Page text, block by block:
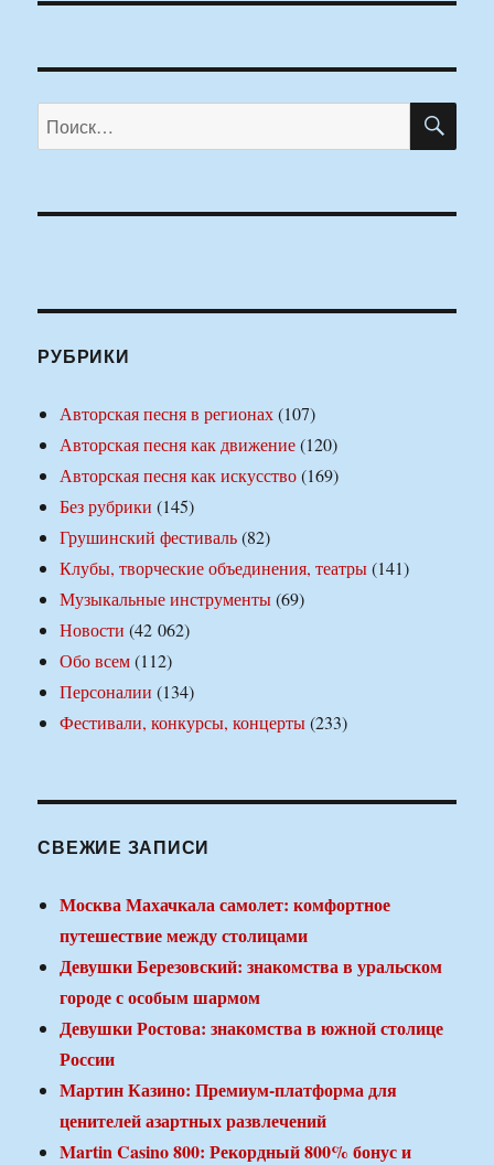
Искать:
РУБРИКИ
Авторская песня в регионах(107)
Авторская песня как движение(120)
Авторская песня как искусство(169)
Без рубрики (145)
Грушинский фестиваль(82)
Клубы, творческие объединения, театры(141)
Музыкальные инструменты(69)
Новости (42 062)
Обо всем(112)
Персоналии (134)
Фестивали, конкурсы, концерты(233)
СВЕЖИЕ ЗАПИСИ
Москва Махачкала самолет: комфортное
путешествие между столицами
Девушки Березовский: знакомства в уральском
городе с особым шармом
Девушки Ростова: знакомства в южной столице
России
Мартин Казино: Премиум-платформа для
ценителей азартных развлечений
Martin Casino 800: Рекордный 800% бонус и